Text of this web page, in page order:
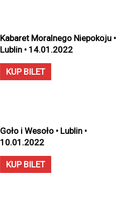
Kabaret Moralnego Niepokoju •
Lublin • 14.01.2022
KUP BILET
Goło i Wesoło • Lublin •
10.01.2022
KUP BILET